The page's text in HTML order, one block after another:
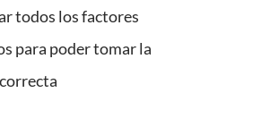
todos los factores
para poder tomar la